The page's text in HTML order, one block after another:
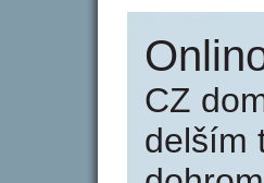
CZ
delším